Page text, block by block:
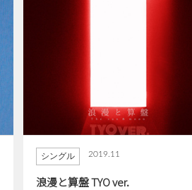
シングル 2019.11
浪漫と算盤 TYO ver.